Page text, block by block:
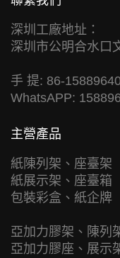
深圳工廠地址：
深圳市公明合水口
手 提: 86-
WhatsAPP:
主營產品
紙陳列架、座臺架
紙展示架、座臺箱
包裝彩盒、紙企牌
亞加力膠架、陳列
亞加力膠座、展示